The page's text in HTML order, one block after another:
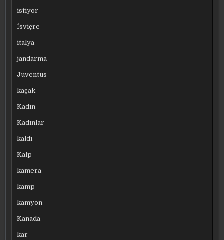
istiyor
İsviçre
italya
jandarma
Juventus
kaçak
Kadın
Kadınlar
kaldı
Kalp
kamera
kamp
kamyon
Kanada
kar